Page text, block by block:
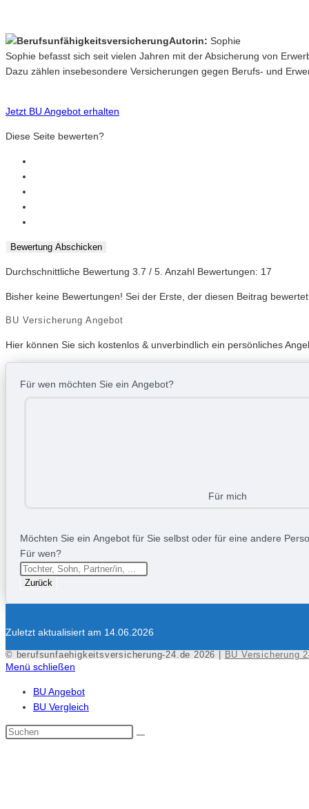
Autorin: Sophie
Sophie befasst sich seit vielen Jahren mit der Absicherung von
Dazu zählen insebesondere Versicherungen gegen Berufs- und
Jetzt BU Angebot erhalten
Diese Seite bewerten?
Bewertung Abschicken
Durchschnittliche Bewertung 3.7 / 5. Anzahl Bewertungen: 17
Bisher keine Bewertungen! Sei der Erste, der diesen Beitrag
BU Versicherung Angebot
Hier können Sie sich kostenlos & unverbindlich ein persönliches
Für wen möchten Sie ein Angebot?
Für mich
Möchten Sie ein Angebot für Sie selbst oder für eine andere
Für wen?
Zurück
Zuletzt aktualisiert am 14.06.2026
© berufsunfaehigkeitsversicherung-24.de 2026 | BU Versicherung
Menü schließen
BU Angebot
BU Vergleich
Diese